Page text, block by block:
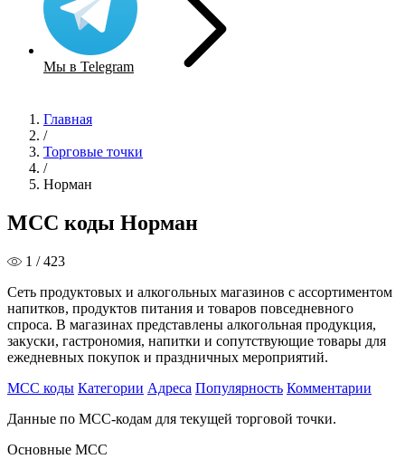
Мы в Telegram
Главная
/
Торговые точки
/
Норман
MCC коды Норман
1 / 423
Сеть продуктовых и алкогольных магазинов с ассортиментом
напитков, продуктов питания и товаров повседневного
спроса. В магазинах представлены алкогольная продукция,
закуски, гастрономия, напитки и сопутствующие товары для
ежедневных покупок и праздничных мероприятий.
MCC коды Категории Адреса Популярность Комментарии
Данные по MCC-кодам для текущей торговой точки.
Основные MCC